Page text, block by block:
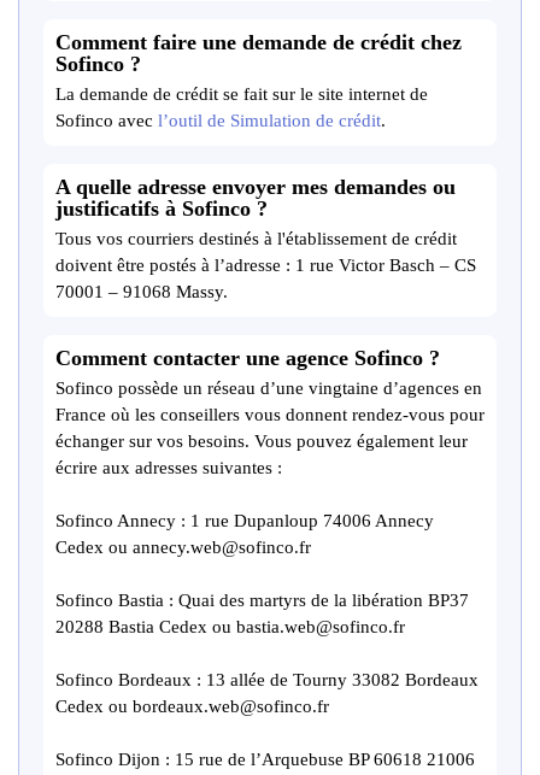
Comment faire une demande de crédit chez
Sofinco ?
La demande de crédit se fait sur le site internet de
Sofinco avec l’outil de Simulation de crédit.
A quelle adresse envoyer mes demandes ou
justificatifs à Sofinco ?
Tous vos courriers destinés à l'établissement de crédit
doivent être postés à l’adresse : 1 rue Victor Basch – CS
70001 – 91068 Massy.
Comment contacter une agence Sofinco ?
Sofinco possède un réseau d’une vingtaine d’agences en
France où les conseillers vous donnent rendez-vous pour
échanger sur vos besoins. Vous pouvez également leur
écrire aux adresses suivantes :
Sofinco Annecy : 1 rue Dupanloup 74006 Annecy
Cedex ou annecy.web@sofinco.fr
Sofinco Bastia : Quai des martyrs de la libération BP37
20288 Bastia Cedex ou bastia.web@sofinco.fr
Sofinco Bordeaux : 13 allée de Tourny 33082 Bordeaux
Cedex ou bordeaux.web@sofinco.fr
Sofinco Dijon : 15 rue de l’Arquebuse BP 60618 21006